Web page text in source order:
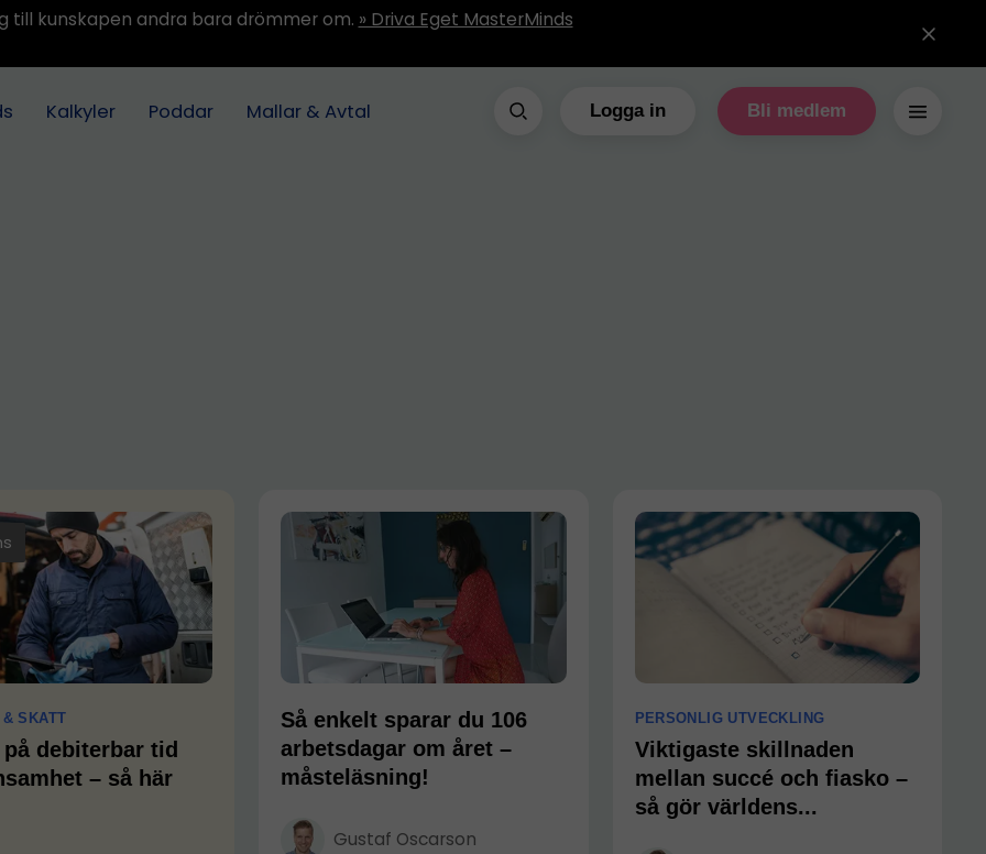
till kunskapen andra bara drömmer om. » Driva Eget MasterMinds
Kalkyler Poddar Mallar & Avtal Logga in Bli medlem
SKATT
debiterbar tid
– så här
Så enkelt sparar du 106
arbetsdagar om året –
måsteläsning!
Gustaf Oscarson
PERSONLIG UTVECKLING
Viktigaste skillnaden
mellan succé och fiasko –
så gör världens...